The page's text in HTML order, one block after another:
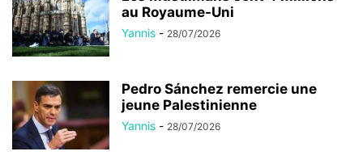
au Royaume-Uni
Yannis - 28/07/2026
Pedro Sánchez remercie une
jeune Palestinienne
Yannis - 28/07/2026